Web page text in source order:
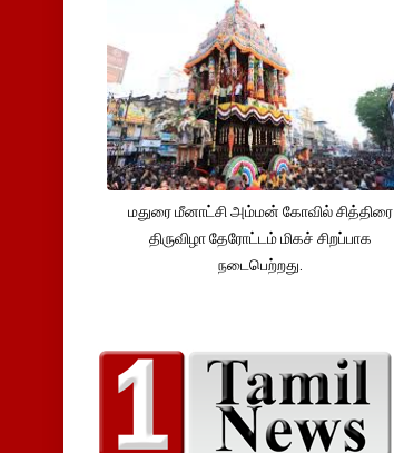
மதுரை மீனாட்சி அம்மன் கோவில் சித்திரை
திருவிழா தேரோட்டம் மிகச் சிறப்பாக
நடைபெற்றது.